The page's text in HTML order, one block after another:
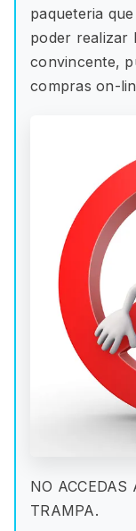
paqueteria
poder realizar
convincente,
compras on-
NO ACCEDAS
TRAMPA.